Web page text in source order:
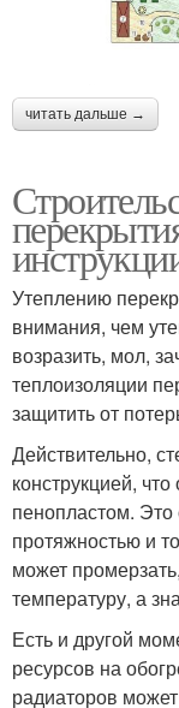
читать дальше →
Утеплению
внимания, чем
возразить, мол,
теплоизоляции
защитить от
Действительно,
конструкцией,
пенопластом.
протяжностью и
может
температуру, а
Есть и другой
ресурсов на
радиаторов